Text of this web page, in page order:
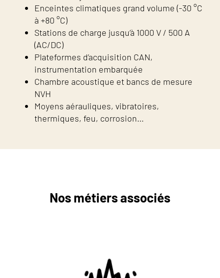
Enceintes climatiques grand volume (-30 °C
à +80 °C)
Stations de charge jusqu’à 1000 V / 500 A
(AC/DC)
Plateformes d’acquisition CAN,
instrumentation embarquée
Chambre acoustique et bancs de mesure
NVH
Moyens aérauliques, vibratoires,
thermiques, feu, corrosion…
Nos métiers associés